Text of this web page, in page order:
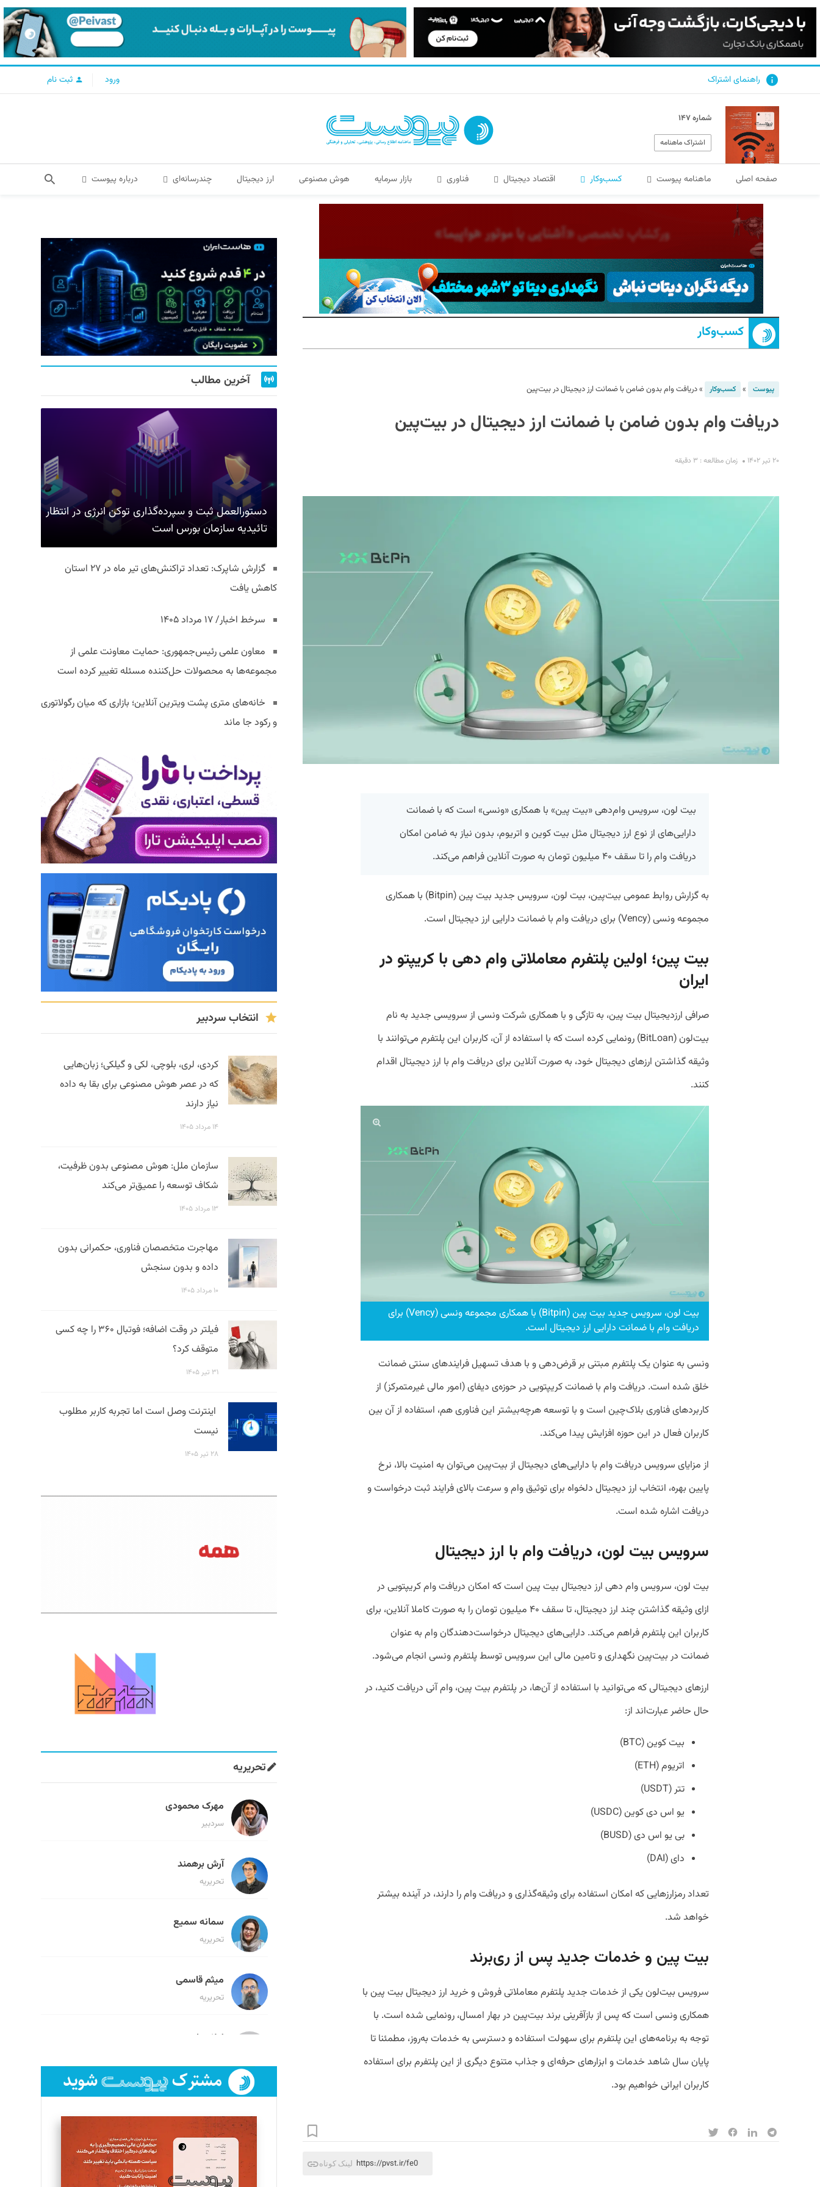
راهنمای اشتراک ورود ثبت نام
شماره ۱۴۷
اشتراک ماهنامه
صفحه اصلی ماهنامه پیوست کسب‌و‌کار اقتصاد دیجیتال فناوری بازار سرمایه هوش مصنوعی ارز دیجیتال چندرسانه‌ای درباره پیوست
کسب‌و‌کار
پیوست » کسب‌و‌کار »دریافت وام بدون ضامن با ضمانت ارز دیجیتال در بیت‌پین
دریافت وام بدون ضامن با ضمانت ارز دیجیتال در بیت‌پین
۲۰ تیر ۱۴۰۲ زمان مطالعه : ۳ دقیقه
بیت لون، سرویس وام‌‌دهی «بیت پین» با همکاری «ونسی» است که با ضمانت
دارایی‌های از نوع ارز دیجیتال مثل بیت کوین و اتریوم، بدون نیاز به ضامن امکان
دریافت وام را تا سقف ۴۰ میلیون تومان به صورت آنلاین فراهم می‌کند.
به گزارش روابط عمومی بیت‌پین، بیت لون، سرویس جدید بیت پین (Bitpin) با همکاری
مجموعه ونسی (Vency) برای دریافت وام با ضمانت دارایی ارز دیجیتال است.
بیت پین؛ اولین پلتفرم معاملاتی وام دهی با کریپتو در
ایران
صرافی ارزدیجیتال بیت پین، به تازگی و با همکاری شرکت ونسی از سرویسی جدید به نام
بیت‌لون (BitLoan) رونمایی کرده است که با استفاده از آن، کاربران این پلتفرم می‌توانند با
وثیقه گذاشتن ارزهای دیجیتال خود، به صورت آنلاین برای دریافت وام با ارز دیجیتال اقدام
کنند.
بیت لون، سرویس جدید بیت پین (Bitpin) با همکاری مجموعه ونسی (Vency) برای
دریافت وام با ضمانت دارایی ارز دیجیتال است.
ونسی به عنوان یک پلتفرم مبتنی بر قرض‌دهی و با هدف تسهیل فرایندهای سنتی ضمانت
خلق شده است. دریافت وام با ضمانت کریپتویی در حوزه‌ی دیفای (امور مالی غیرمتمرکز) از
کاربردهای فناوری بلاک‌‌چین است و با توسعه هرچه‌بیشتر این فناوری هم، استفاده از آن بین
کاربران فعال در این حوزه افزایش پیدا می‌کند.
از مزایای سرویس دریافت وام با دارایی‌های دیجیتال از بیت‌پین می‌توان به امنیت بالا، نرخ
پایین بهره، انتخاب ارز دیجیتال دلخواه برای توثیق وام و سرعت بالای فرایند ثبت درخواست و
دریافت اشاره شده است.
سرویس بیت لون، دریافت وام با ارز دیجیتال
بیت لون، سرویس وام دهی ارز دیجیتال بیت پین است که امکان دریافت وام کریپتویی در
ازای وثیقه گذاشتن چند ارز دیجیتال، تا سقف ۴۰ میلیون تومان را به صورت کاملا آنلاین، برای
کاربران این پلتفرم فراهم می‌کند. دارایی‌های دیجیتال درخواست‌دهندگان وام به عنوان
ضمانت در بیت‌پین نگهداری و تامین مالی این سرویس توسط پلتفرم ونسی انجام می‌شود.
ارزهای دیجیتالی که می‌توانید با استفاده از آن‌ها، در پلتفرم بیت پین، وام آنی دریافت کنید، در
حال حاضر عبارت‌اند از:
بیت کوین (BTC)
اتریوم (ETH)
تتر (USDT)
یو اس دی کوین (USDC)
بی یو اس دی (BUSD)
دای (DAI)
تعداد رمزارزهایی که امکان استفاده برای وثیقه‌گذاری و دریافت وام را دارند، در آینده بیشتر
خواهد شد.
بیت پین و خدمات جدید پس از ری‌برند
سرویس بیت‌لون یکی از خدمات جدید پلتفرم معاملاتی فروش و خرید ارز دیجیتال بیت پین با
همکاری ونسی است که پس از بازآفرینی برند بیت‌پین در بهار امسال، رونمایی شده است. با
توجه به برنامه‌های این پلتفرم برای سهولت استفاده و دسترسی به خدمات به‌‌روز، مطمئنا تا
پایان سال شاهد خدمات و ابزارهای حرفه‌ای و جذاب متنوع دیگری از این پلتفرم برای استفاده
کاربران ایرانی خواهیم بود.
لینک کوتاه https://pvst.ir/fe0
آخرین مطالب
دستورالعمل ثبت و سپرده‌گذاری توکن انرژی در انتظار
تائیدیه سازمان بورس است
گزارش شاپرک: تعداد تراکنش‌های تیر ماه در ۲۷ استان‌
کاهش یافت
سرخط اخبار/ ۱۷ مرداد ۱۴۰۵
معاون علمی رئیس‌جمهوری: حمایت معاونت علمی از
مجموعه‌ها به محصولات حل‌کننده مسئله تغییر کرده است
خانه‌های متری پشت ویترین آنلاین؛ بازاری که میان رگولاتوری
و رکود جا ماند
انتخاب سردبیر
کردی، لری، بلوچی، لکی و گیلکی؛ زبان‌هایی
که در عصر هوش مصنوعی برای بقا به داده
نیاز دارند
۱۴ مرداد ۱۴۰۵
سازمان ملل: هوش مصنوعی بدون ظرفیت،
شکاف توسعه را عمیق‌تر می‌کند
۱۳ مرداد ۱۴۰۵
مهاجرت متخصصان فناوری، حکمرانی بدون
داده و بدون سنجش
۱۰ مرداد ۱۴۰۵
فیلتر در وقت اضافه؛ فوتبال ۳۶۰ را چه کسی
متوقف کرد؟
۳۱ تیر ۱۴۰۵
اینترنت وصل است اما تجربه کاربر مطلوب
نیست
۲۸ تیر ۱۴۰۵
تحریریه
مهرک محمودی
سردبیر
آرش برهمند
تحریریه
سمانه سمیع
تحریریه
میثم قاسمی
تحریریه
لیلا حنارود
فائزه فتحی رستمی
تحریریه
سروش کرمیان
تحریریه